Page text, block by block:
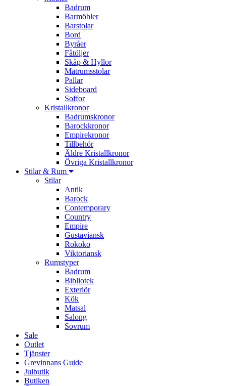
Badrum
Barmöbler
Barstolar
Bord
Byråer
Fåtöljer
Skåp & Hyllor
Matrumsstolar
Pallar
Sideboard
Soffor
Kristallkronor
Badrumskronor
Barockkronor
Empirekronor
Tillbehör
Äldre Kristallkronor
Övriga Kristallkronor
Stilar & Rum
Stilar
Antik
Barock
Contemporary
Country
Empire
Gustaviansk
Rokoko
Viktoriansk
Rumstyper
Badrum
Bibliotek
Exteriör
Kök
Matsal
Salong
Sovrum
Sale
Outlet
Tjänster
Grevinnans Guide
Julbutik
Butiken